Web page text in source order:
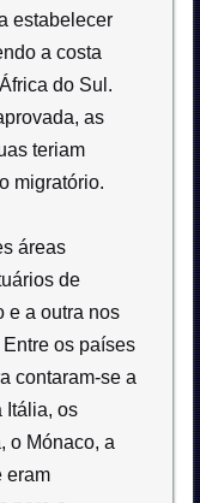
estabelecer
a costa
do Sul.
as
teriam
migratório.
áreas
de
e a outra nos
os países
contaram-se a
Itália, os
o Mónaco, a
eram